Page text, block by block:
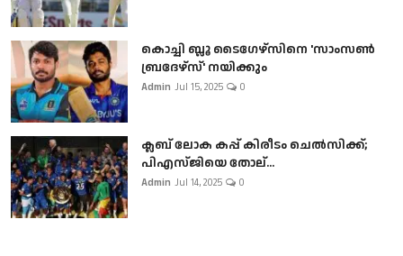
കൊച്ചി ബ്ലൂ ടൈഗേഴ്സിനെ 'സാംസൺ
ബ്രദേഴ്സ്' നയിക്കും
Admin Jul 15, 2025 0
ക്ലബ് ലോക കപ്പ് കിരീടം ചെല്‍സിക്ക്;
പിഎസ്ജിയെ തോല്...
Admin Jul 14, 2025 0